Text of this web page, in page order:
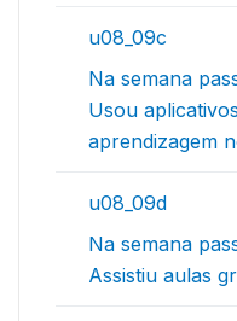
u08_09c
Na semana
Usou
aprendizagem
u08_09d
Na semana
Assistiu aulas